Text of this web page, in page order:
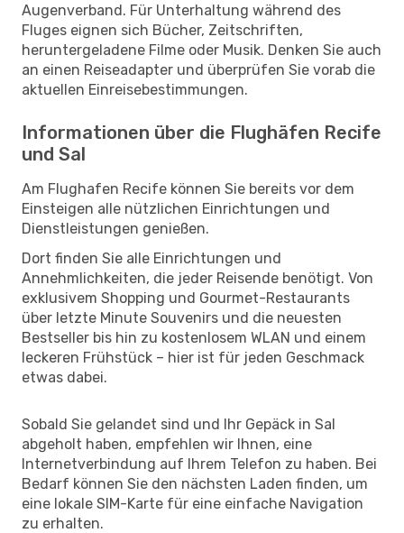
Augenverband. Für Unterhaltung während des
Fluges eignen sich Bücher, Zeitschriften,
heruntergeladene Filme oder Musik. Denken Sie auch
an einen Reiseadapter und überprüfen Sie vorab die
aktuellen Einreisebestimmungen.
Informationen über die Flughäfen Recife
und Sal
Am Flughafen Recife können Sie bereits vor dem
Einsteigen alle nützlichen Einrichtungen und
Dienstleistungen genießen.
Dort finden Sie alle Einrichtungen und
Annehmlichkeiten, die jeder Reisende benötigt. Von
exklusivem Shopping und Gourmet-Restaurants
über letzte Minute Souvenirs und die neuesten
Bestseller bis hin zu kostenlosem WLAN und einem
leckeren Frühstück – hier ist für jeden Geschmack
etwas dabei.
Sobald Sie gelandet sind und Ihr Gepäck in Sal
abgeholt haben, empfehlen wir Ihnen, eine
Internetverbindung auf Ihrem Telefon zu haben. Bei
Bedarf können Sie den nächsten Laden finden, um
eine lokale SIM-Karte für eine einfache Navigation
zu erhalten.